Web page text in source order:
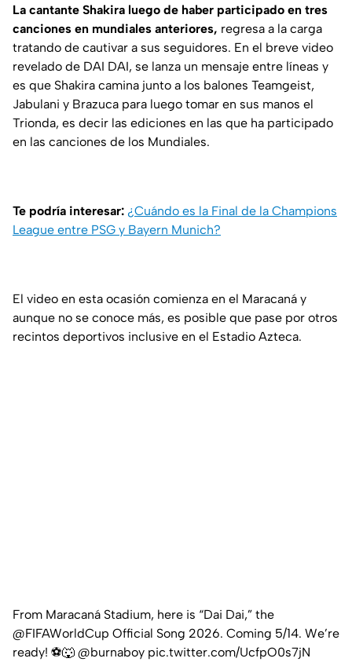
La cantante Shakira luego de haber participado en tres
canciones en mundiales anteriores, regresa a la carga
tratando de cautivar a sus seguidores. En el breve video
revelado de DAI DAI, se lanza un mensaje entre líneas y
es que Shakira camina junto a los balones Teamgeist,
Jabulani y Brazuca para luego tomar en sus manos el
Trionda, es decir las ediciones en las que ha participado
en las canciones de los Mundiales.
Te podría interesar: ¿Cuándo es la Final de la Champions
League entre PSG y Bayern Munich?
El video en esta ocasión comienza en el Maracaná y
aunque no se conoce más, es posible que pase por otros
recintos deportivos inclusive en el Estadio Azteca.
From Maracaná Stadium, here is “Dai Dai,” the
@FIFAWorldCup Official Song 2026. Coming 5/14. We’re
ready! ⚽️🐺 @burnaboy pic.twitter.com/UcfpO0s7jN